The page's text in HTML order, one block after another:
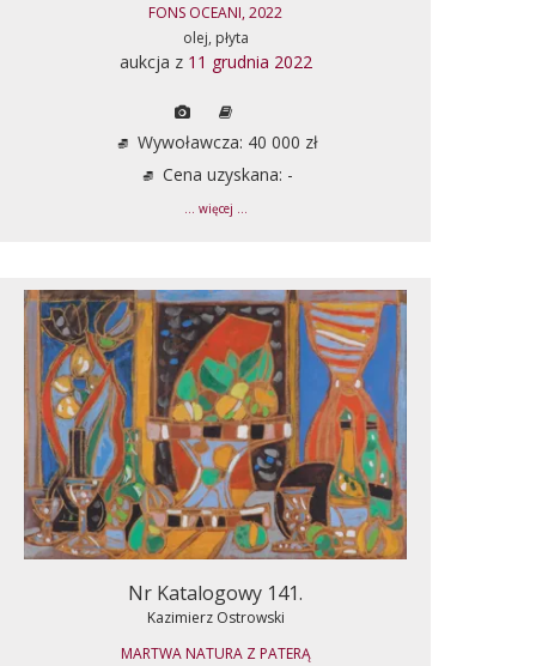
FONS OCEANI, 2022
olej, płyta
aukcja z 11 grudnia 2022
Wywoławcza: 40 000 zł
Cena uzyskana: -
... więcej ...
Nr Katalogowy 141.
Kazimierz Ostrowski
MARTWA NATURA Z PATERĄ